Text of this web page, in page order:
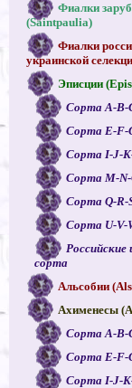
Фиалки
(Saintpaulia)
Фиалки
украинской
Эписции
Сорта A-B-
Сорта E-F-
Сорта I-J-
Сорта M-N-
Сорта Q-R-
Сорта U-V-
Российские
сорта
Альсобии
Ахименесы
Сорта A-B-
Сорта E-F-
Сорта I-J-